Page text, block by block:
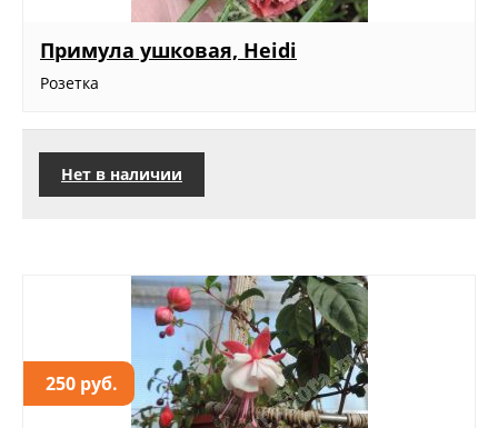
Примула ушковая, Heidi
Розетка
Нет в наличии
250 руб.